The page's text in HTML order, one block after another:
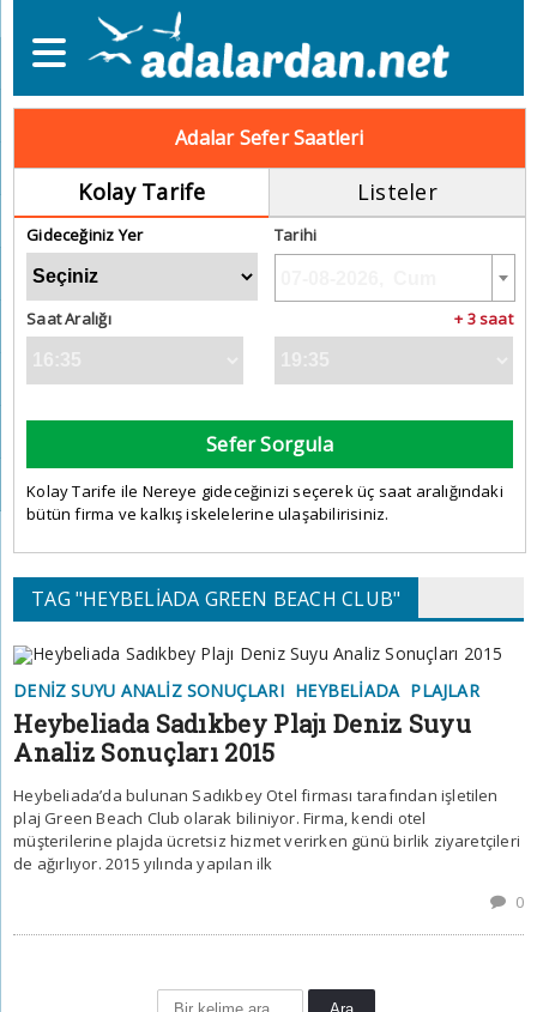
Adalar Sefer Saatleri
Kolay Tarife Listeler
Gideceğiniz Yer Tarihi
Saat Aralığı + 3 saat
Sefer Sorgula
Kolay Tarife ile Nereye gideceğinizi seçerek üç saat aralığındaki
bütün firma ve kalkış iskelelerine ulaşabilirisiniz.
TAG "HEYBELİADA GREEN BEACH CLUB"
DENIZ SUYU ANALIZ SONUÇLARI HEYBELIADA PLAJLAR
Heybeliada Sadıkbey Plajı Deniz Suyu
Analiz Sonuçları 2015
Heybeliada’da bulunan Sadıkbey Otel firması tarafından işletilen
plaj Green Beach Club olarak biliniyor. Firma, kendi otel
müşterilerine plajda ücretsiz hizmet verirken günü birlik ziyaretçileri
de ağırlıyor. 2015 yılında yapılan ilk
0